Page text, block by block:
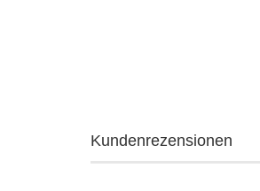
Kundenrezensionen